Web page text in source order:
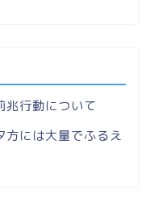
兆行動について
方には大量でふるえ